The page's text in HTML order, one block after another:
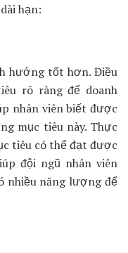
hạn:
hướng tốt hơn. Điều
rõ ràng để doanh
nhân viên biết được
mục tiêu này. Thực
tiêu có thể đạt được
đội ngũ nhân viên
nhiều năng lượng để